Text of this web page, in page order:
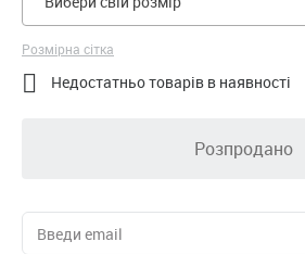
Розмірна сітка
 Недостатньо товарів в наявності
Розпродано